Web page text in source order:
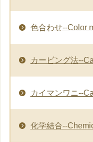
色合わせ--Color
カービング法--
カイマンワニ--
化学結合--